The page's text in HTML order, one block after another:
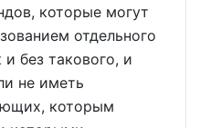
которые могут
отдельного
без такового, и
не иметь
которым